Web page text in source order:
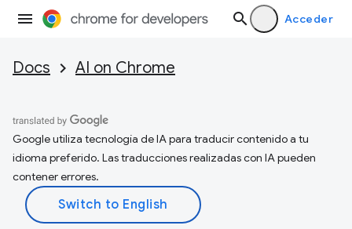
Acceder
Docs AI on Chrome
Google utiliza tecnología de IA para traducir contenido a tu
idioma preferido. Las traducciones realizadas con IA pueden
contener errores.